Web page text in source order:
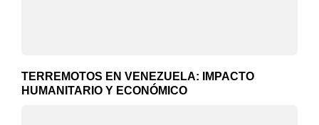
TERREMOTOS EN VENEZUELA: IMPACTO
HUMANITARIO Y ECONÓMICO